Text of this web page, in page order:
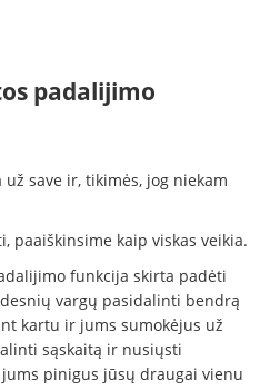
padalijimo
save ir, tikimės, jog niekam
paaiškinsime kaip viskas veikia.
funkcija skirta padėti
vargų pasidalinti bendrą
kartu ir jums sumokėjus už
sąskaitą ir nusiųsti
pinigus jūsų draugai vienu